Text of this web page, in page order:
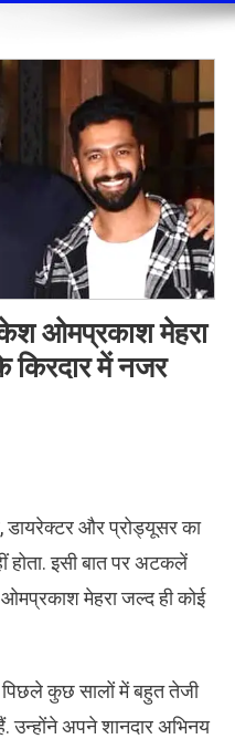
ओमप्रकाश मेहरा
किरदार में नजर
डायरेक्टर और प्रोड्यूसर का
इसी बात पर अटकलें
मेहरा जल्द ही कोई
कुछ सालों में बहुत तेजी
उन्होंने अपने शानदार अभिनय